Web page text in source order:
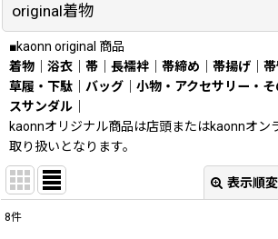
original着物
■kaonn original 商品
着物
浴衣 帯 長襦袢 帯締め 帯揚げ
草履・下駄
バッグ 小物・アクセサリー・
スサンダル
kaonnオリジナル商品は店頭またはkaonnオン
取り扱いとなります。
表示順
8件